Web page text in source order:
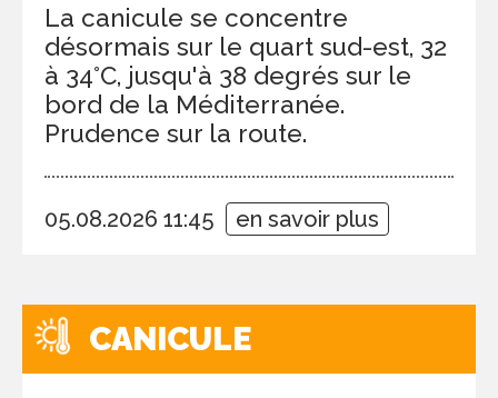
La canicule se concentre
désormais sur le quart sud-est, 32
à 34°C, jusqu'à 38 degrés sur le
bord de la Méditerranée.
Prudence sur la route.
05.08.2026 11:45 en savoir plus
CANICULE